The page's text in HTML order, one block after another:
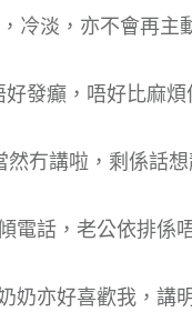
冷淡，亦不會再主
發癲，唔好比麻煩
冇講啦，剩係話想
電話，老公依排係
奶亦好喜歡我，講